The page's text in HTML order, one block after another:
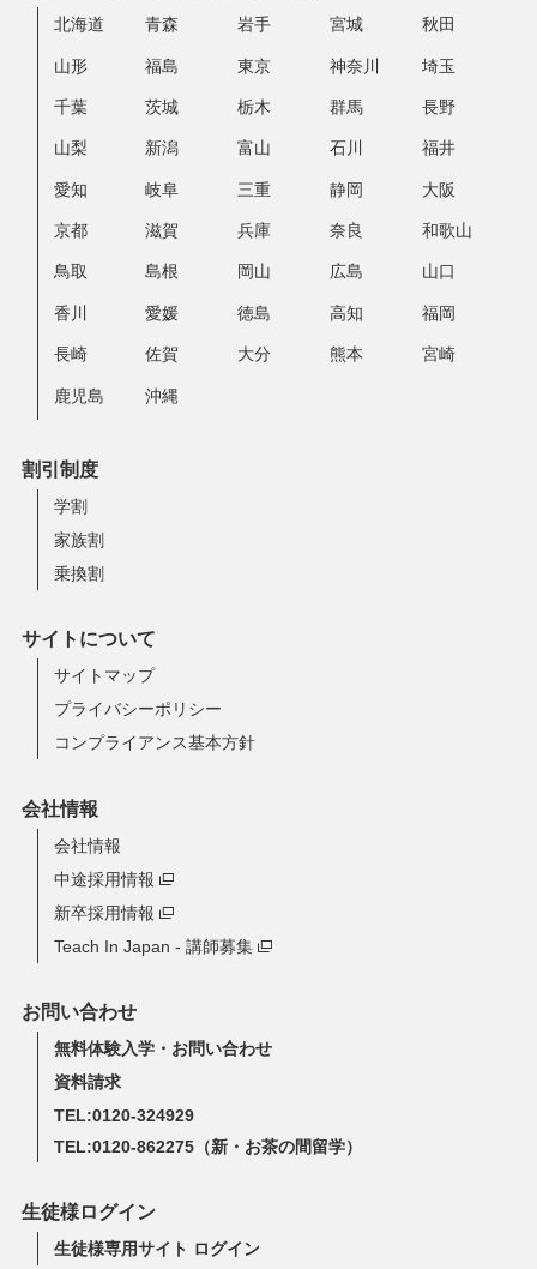
北海道 青森 岩手 宮城 秋田
山形 福島 東京 神奈川 埼玉
千葉 茨城 栃木 群馬 長野
山梨 新潟 富山 石川 福井
愛知 岐阜 三重 静岡 大阪
京都 滋賀 兵庫 奈良 和歌山
鳥取 島根 岡山 広島 山口
香川 愛媛 徳島 高知 福岡
長崎 佐賀 大分 熊本 宮崎
鹿児島 沖縄
割引制度
学割
家族割
乗換割
サイトについて
サイトマップ
プライバシーポリシー
コンプライアンス基本方針
会社情報
会社情報
中途採用情報
新卒採用情報
Teach In Japan - 講師募集
お問い合わせ
無料体験入学・お問い合わせ
資料請求
TEL:0120-324929
TEL:0120-862275（新・お茶の間留学）
生徒様ログイン
生徒様専用サイト ログイン